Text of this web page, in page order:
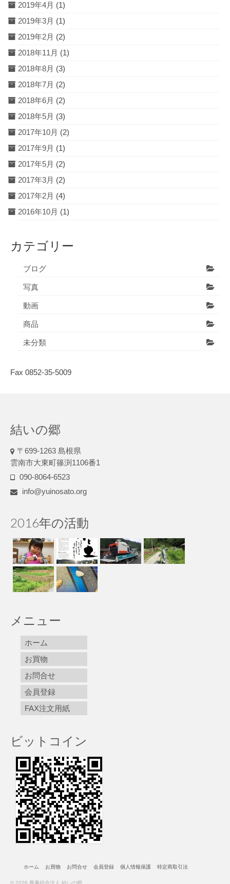
2019年4月 (1)
2019年3月 (1)
2019年2月 (2)
2018年11月 (1)
2018年8月 (3)
2018年7月 (2)
2018年6月 (2)
2018年5月 (3)
2017年10月 (2)
2017年9月 (1)
2017年5月 (2)
2017年3月 (2)
2017年2月 (4)
2016年10月 (1)
カテゴリー
ブログ
写真
動画
商品
未分類
Fax 0852-35-5009
結いの郷
〒699-1263 島根県
雲南市大東町篠渕1106番1
090-8064-6523
info@yuinosato.org
2016年の活動
メニュー
ホーム
お買物
お問合せ
会員登録
FAX注文用紙
ビットコイン
ホーム お買物 お問合せ 会員登録 個人情報保護 特定商取引法
© 2026 農事組合法人 結いの郷